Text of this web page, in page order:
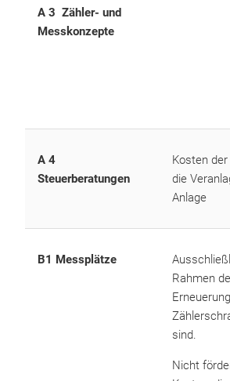
A 3 Zähler- und
Messkonzepte
A 4
Steuerberatungen
Kosten
die
Anlage
B1 Messplätze
Rahmen
sind.
Nicht